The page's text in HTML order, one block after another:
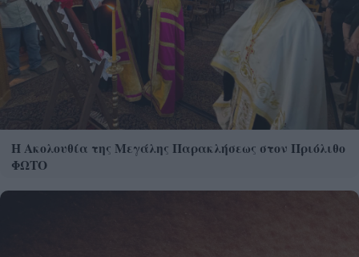
Η Ακολουθία της Μεγάλης Παρακλήσεως στον Πριόλιθο
ΦΩΤΟ